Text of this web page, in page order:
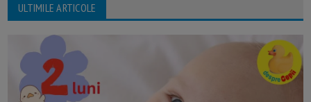
ULTIMILE ARTICOLE